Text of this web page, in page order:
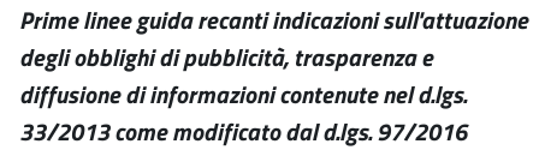
Prime linee guida recanti indicazioni sull'attuazione
degli obblighi di pubblicità, trasparenza e
diffusione di informazioni contenute nel d.lgs.
33/2013 come modificato dal d.lgs. 97/2016